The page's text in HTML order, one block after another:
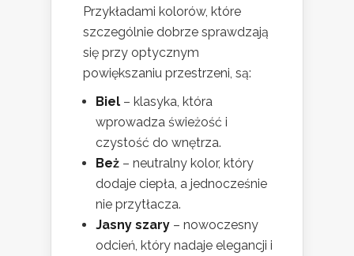
Przykładami kolorów, które
szczególnie dobrze sprawdzają
się przy optycznym
powiększaniu przestrzeni, są:
Biel – klasyka, która
wprowadza świeżość i
czystość do wnętrza.
Beż – neutralny kolor, który
dodaje ciepła, a jednocześnie
nie przytłacza.
Jasny szary – nowoczesny
odcień, który nadaje elegancji i